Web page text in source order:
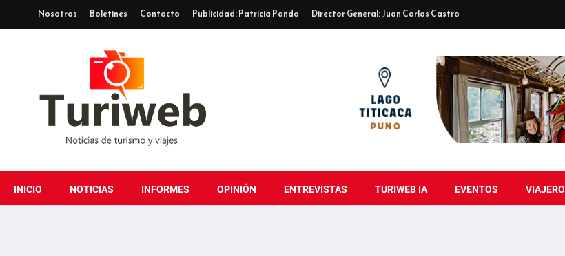
Nosotros Boletines Contacto Publicidad: Patricia Pando Director General: Juan Carlos Castro
INICIO NOTICIAS INFORMES OPINIÓN ENTREVISTAS TURIWEB IA EVENTOS VIAJERO